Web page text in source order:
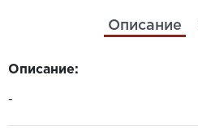
Описание
Описание:
-